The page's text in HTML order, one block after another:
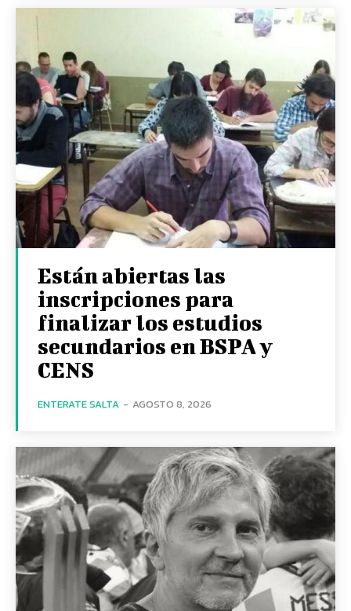
Están abiertas las
inscripciones para
finalizar los estudios
secundarios en BSPA y
CENS
ENTERATE SALTA - AGOSTO 8, 2026